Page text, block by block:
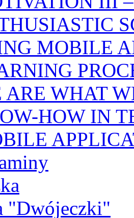
MOBILE
ARE WHAT
HOW IN
"Dwójeczki"